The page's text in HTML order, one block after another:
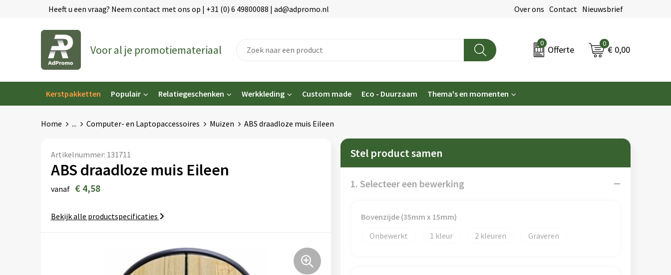
Heeft u een vraag? Neem contact met ons op | +31 (0) 6 49800088 | ad@adpromo.nl Over ons Contact Nieuwsbrief
Voor al je promotiemateriaal 0
Offerte
0
€ 0,00
Kerstpakketten Populair Relatiegeschenken Werkkleding Custom made Eco - Duurzaam Thema's en momenten
Home ... Computer- en Laptopaccessoires Muizen ABS draadloze muis Eileen
Artikelnummer: 131711
ABS draadloze muis Eileen
vanaf € 4,58
Bekijk alle productspecificaties
Stel product samen
1. Selecteer een bewerking
Bovenzijde (35mm x 15mm)
Onbewerkt
1 2 Graveren